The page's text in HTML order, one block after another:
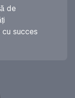
de
succes